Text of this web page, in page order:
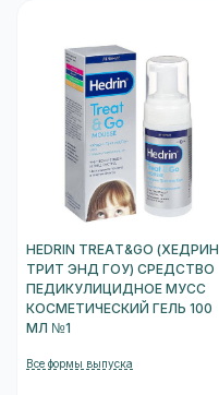
HEDRIN TREAT&GO (ХЕДРИН
ТРИТ ЭНД ГОУ) СРЕДСТВО
ПЕДИКУЛИЦИДНОЕ МУСС
КОСМЕТИЧЕСКИЙ ГЕЛЬ 100
МЛ №1
Все формы выпуска